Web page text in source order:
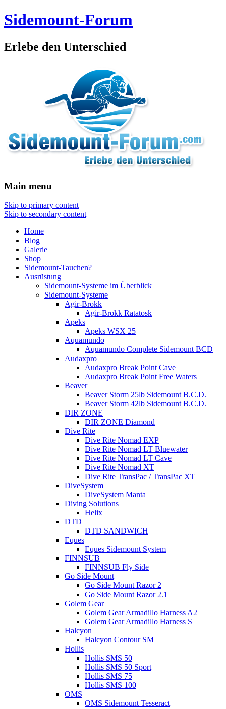
Sidemount-Forum
Erlebe den Unterschied
Main menu
Skip to primary content
Skip to secondary content
Home
Blog
Galerie
Shop
Sidemount-Tauchen?
Ausrüstung
Sidemount-Systeme im Überblick
Sidemount-Systeme
Agir-Brokk
Agir-Brokk Ratatosk
Apeks
Apeks WSX 25
Aquamundo
Aquamundo Complete Sidemount BCD
Audaxpro
Audaxpro Break Point Cave
Audaxpro Break Point Free Waters
Beaver
Beaver Storm 25lb Sidemount B.C.D.
Beaver Storm 42lb Sidemount B.C.D.
DIR ZONE
DIR ZONE Diamond
Dive Rite
Dive Rite Nomad EXP
Dive Rite Nomad LT Bluewater
Dive Rite Nomad LT Cave
Dive Rite Nomad XT
Dive Rite TransPac / TransPac XT
DiveSystem
DiveSystem Manta
Diving Solutions
Helix
DTD
DTD SANDWICH
Eques
Eques Sidemount System
FINNSUB
FINNSUB Fly Side
Go Side Mount
Go Side Mount Razor 2
Go Side Mount Razor 2.1
Golem Gear
Golem Gear Armadillo Harness A2
Golem Gear Armadillo Harness S
Halcyon
Halcyon Contour SM
Hollis
Hollis SMS 50
Hollis SMS 50 Sport
Hollis SMS 75
Hollis SMS 100
OMS
OMS Sidemount Tesseract